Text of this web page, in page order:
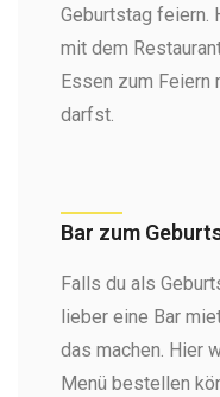
Geburtstag feiern.
mit dem
Essen zum Feiern
darfst.
Bar zum
Falls du als
lieber eine Bar
das machen. Hier
Menü bestellen